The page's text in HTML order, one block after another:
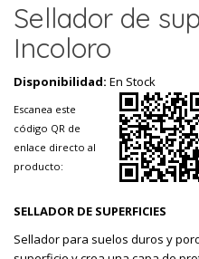
Sellador de
Incoloro
Disponibilidad: En Stock
Escanea este
código QR de
enlace directo al
producto:
SELLADOR DE SUPERFICIES
Sellador para suelos duros y